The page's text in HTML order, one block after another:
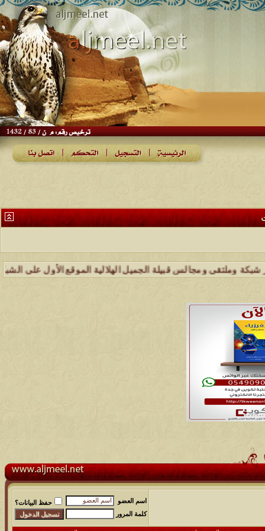
ومجالس قبيلة الجميل الهلالية الموقع الأول على الشبكة
اسم العضو
حفظ البيانات؟
كلمة المرور